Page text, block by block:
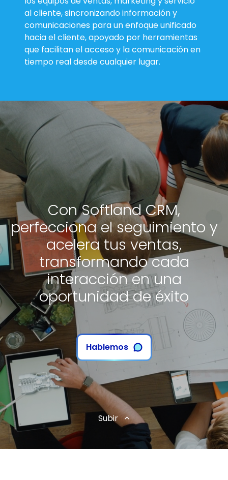
al cliente, sincronizando información y
comunicaciones para un enfoque unificado
hacia el cliente, apoyado por herramientas
que facilitan el acceso y la comunicación en
tiempo real desde cualquier lugar.
Con Softland CRM,
perfecciona el seguimiento y
acelera tus ventas,
transformando cada
interacción en una
oportunidad de éxito
Hablemos
Subir